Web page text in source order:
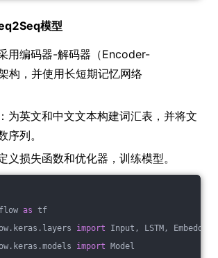
模型
用编码器-解码器（Encoder-
构，并使用长短期记忆网络
：为英文和中文文本构建词汇表，并将文
序列。
义损失函数和优化器，训练模型。
as tf
import Input, LSTM,
import Model